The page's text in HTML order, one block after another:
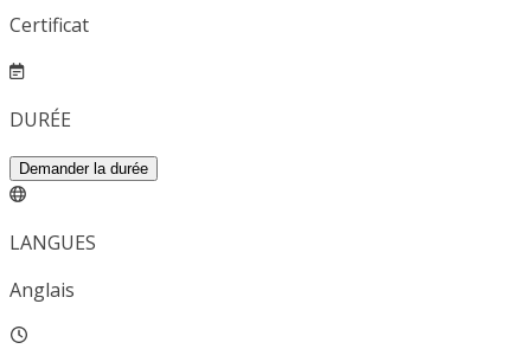
Certificat
DURÉE
Demander la durée
LANGUES
Anglais